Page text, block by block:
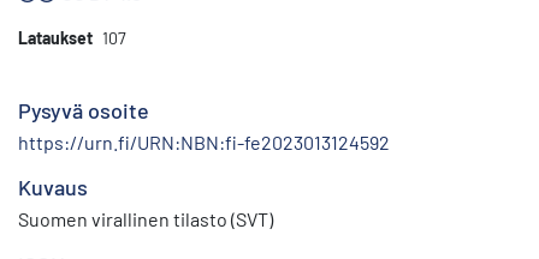
Lataukset 107
Pysyvä osoite
https://urn.fi/URN:NBN:fi-fe2023013124592
Kuvaus
Suomen virallinen tilasto (SVT)